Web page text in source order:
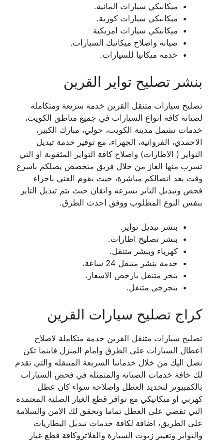
ميكانيكي سيارات المانية.
ميكانيكي سيارات كورية.
ميكانيكي سيارات امريكية
صيانة واصلاح ميكانبك السيارات.
خدمة ميكانيا للسيارات.
بنشر تصليح تواير القرين
تصليح سيارات متنقل القرين خدمة سريعة ومتكاملة
لصيانة كافة انواع السيارات في جميع مناطق الكويت،
خدمات تشمل مدينة الكويت، حولي، مبارك الكبير،
الاحمدي، الفروانية، الجهراء، مع توفير خدمة تبديل
التواير ( الاطارات) واصلاح كافة التواير المثقوبة او التي
تسرب منها الغاز من خلال فريق متخصص يصلكم باسرع
وقت بعد اتصالكم مباشرة، حيث يقوم الفني باجراء
فحص وتبديل التاير بسرعة واتقان حيث يتم تبديل التاير
بنفس النوع المطلوب ووفق احدث الطرق.
بنشر تبديل تواير.
بنشر تصليح اطارات.
كهرباء وبنشر متنقل.
خدمة بنشر متنقل 24 ساعة.
بنجر متنقل بارخص الاسعار.
بنجرجي متنقل.
كراج تصليح سيارات القرين
تصليح سيارات متنقل القرين خدمة متكاملة لاصلاح
اعطال السيارات على الطرق وامام المنزل فاينما تكن
نصل اليك من خلال خدماتنا السريعة المتنقلة والتي تقدم
لك خافة خدمات الصيانة والمتمثلة في فحص السيارات
بالكمبيوتر لتحديد العطل واصلاحة سواء كان عطل
كهربي او ميكانيكي مع توافر قطع الغيار الصلية المعتمدة
التي تقضي على العطل تماما وتحقق لك الامن والسلامة
على الطريق، اضافة لكافة خدمات تبديل البطاريات
والتواير وتغيير زيوت السيارة والفلاتروكافة قطع غيار